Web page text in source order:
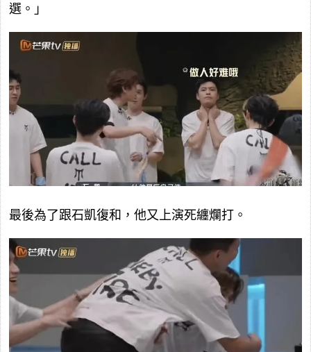
選。」
最後為了跟石凱復和，他又上演死纏爛打。